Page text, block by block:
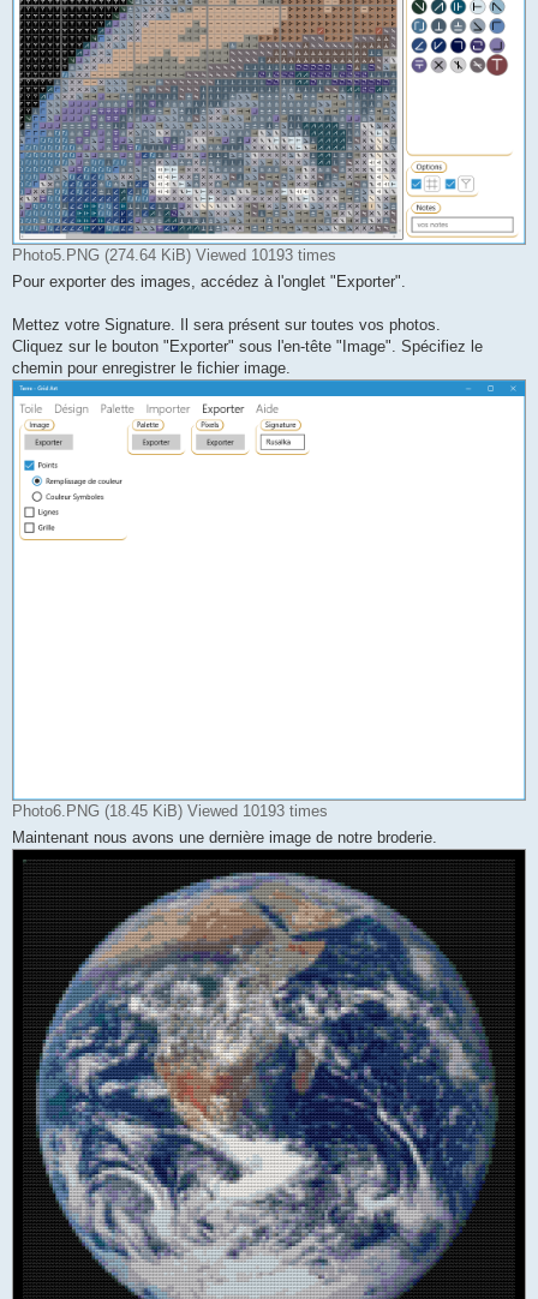
Photo5.PNG (274.64 KiB) Viewed 10193 times
Pour exporter des images, accédez à l'onglet "Exporter".
Mettez votre Signature. Il sera présent sur toutes vos photos.
Cliquez sur le bouton "Exporter" sous l'en-tête "Image". Spécifiez le
chemin pour enregistrer le fichier image.
Photo6.PNG (18.45 KiB) Viewed 10193 times
Maintenant nous avons une dernière image de notre broderie.